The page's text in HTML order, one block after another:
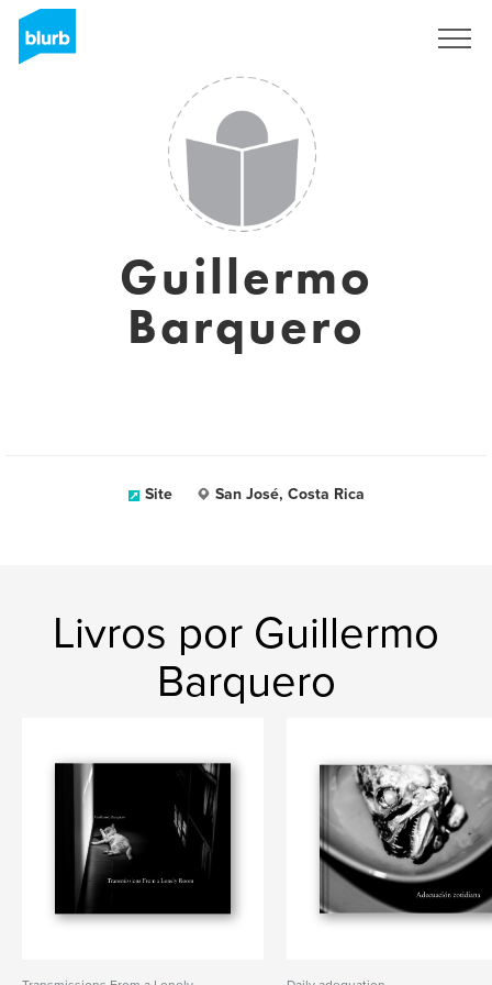
Guillermo
Barquero
Site San José, Costa Rica
Livros por Guillermo
Barquero